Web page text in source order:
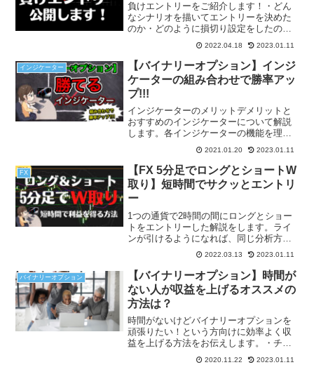
負けエントリーをご紹介します！・どん
なシナリオを描いてエントリーを決めた
のか・どのように損切り設定をしたの
か・なぜ損切りにかかってしまったのか
隠さず全てお話ししますので、ぜひトレ
ードにご活用ください。
2022.04.18 2023.01.11
インジケーター
【バイナリーオプション】インジ
ケーターの組み合わせで勝率アッ
プ!!!
インジケーターのメリットデメリットと
おすすめのインジケーターについて解説
します。各インジケーターの機能を理解
すること、そして次に大事なのはインジ
ケーターの組み合わせです。組み合わせ
を改善することで、勝率はだいぶ変わり
ます。
2021.01.20 2023.01.11
FX
【FX 5分足でロングとショートW
取り】短時間でサクッとエントリ
ー
1つの通貨で2時間の間にロングとショー
トをエントリーした解説をします。ライ
ンが引けるようになれば、同じ分析方法
でどんな時間足でもトレードすることが
できます！たった1つの通貨でも、上下続
けて利益を得ることもできます。
2022.03.13 2023.01.11
バイナリーオプション
【バイナリーオプション】時間が
ない人が収益を上げるオススメの
方法は？
時間がないけどバイナリーオプションを
頑張りたい！という方向けに効率よく収
益を上げる方法をお伝えします。・チャ
ートを見る時間帯を統一する ・見る通貨
を決めてその通貨だけを取引する ・自分
2020.11.22 2023.01.11